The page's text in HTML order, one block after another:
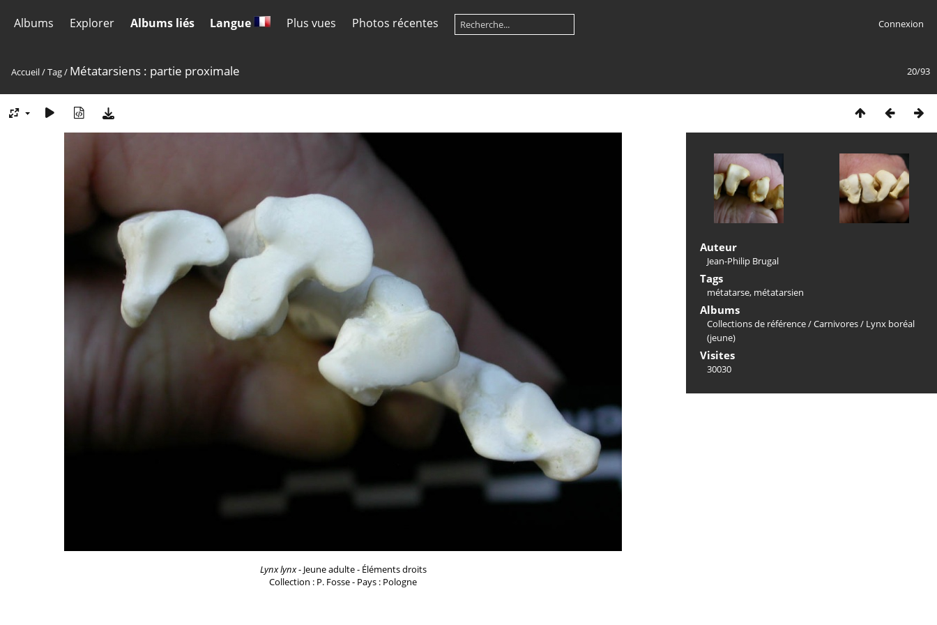
Albums Explorer Albums liés Langue Plus vues Photos récentes Connexion
20/93
Accueil/Tag/ Métatarsiens : partie proximale
Lynx lynx- Jeune adulte - Éléments droits
Collection : P. Fosse - Pays : Pologne
Auteur
Jean-Philip Brugal
Tags
métatarse, métatarsien
Albums
Collections de référence/Carnivores/ Lynx boréal
(jeune)
Visites
30030